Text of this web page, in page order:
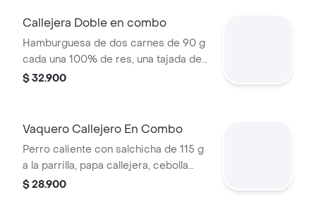
+ bebida PET
Callejera Doble en combo
Hamburguesa de dos carnes de 90 g
cada una 100% de res, una tajada de
queso tipo mozzarella, papas
papas Corral medianas + bebida PET
$ 32.900
Vaquero Callejero En Combo
Perro caliente con salchicha de 115 g
a la parrilla, papa callejera, cebolla
picada, salsa blanca, salsa de tomate
$ 28.900